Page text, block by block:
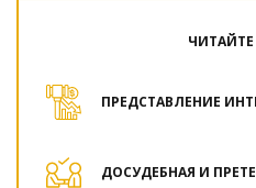
ПРЕДСТАВЛЕНИЕ
ДОСУДЕБНАЯ И